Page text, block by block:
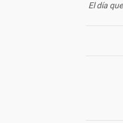
El día